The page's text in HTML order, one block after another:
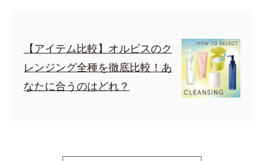
【アイテム比較】オルビスのク
レンジング全種を徹底比較！あ
なたに合うのはどれ？